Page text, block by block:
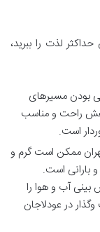
لذت را ببرید،
بودن مسیرهای
کفش راحت و مناسب
است.
ممکن است گرم و
بارانی است.
بینی آب و هوا را
در عودلاجان